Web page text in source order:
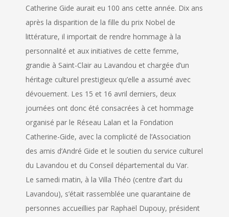
Catherine Gide aurait eu 100 ans cette année. Dix ans
après la disparition de la fille du prix Nobel de
littérature, il importait de rendre hommage à la
personnalité et aux initiatives de cette femme,
grandie à Saint-Clair au Lavandou et chargée d’un
héritage culturel prestigieux qu’elle a assumé avec
dévouement. Les 15 et 16 avril derniers, deux
journées ont donc été consacrées à cet hommage
organisé par le Réseau Lalan et la Fondation
Catherine-Gide, avec la complicité de l’Association
des amis d’André Gide et le soutien du service culturel
du Lavandou et du Conseil départemental du Var.
Le samedi matin, à la Villa Théo (centre d’art du
Lavandou), s’était rassemblée une quarantaine de
personnes accueillies par Raphaël Dupouy, président